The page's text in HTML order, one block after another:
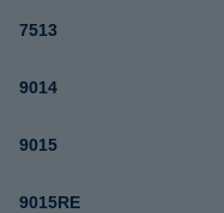
7513
9014
9015
9015RE